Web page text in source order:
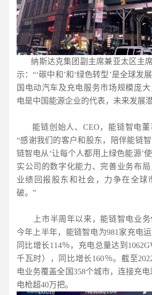
纳斯达克集团副主席兼亚太区主
示：“‘碳中和’和‘绿色转型’是全球发
国电动汽车及充电服务市场规模庞
电是中国能源企业的代表，未来发展
能链创始人、 CEO ，能链智电董
“感谢我们的客户和股东，陪伴能链
链智电从‘让每个人都用上绿色能源’
实公司的数字化能力、完善业务布
业绩回报股东和社会，力争在全球
破。”
上市半周年以来，能链智电业务
今年上半年，能链智电为981家充电运
同比增长114％，充电总量达到
千瓦时），同比增长160％。截至
电业务覆盖全国358个城市，连接充
电枪超40万把。